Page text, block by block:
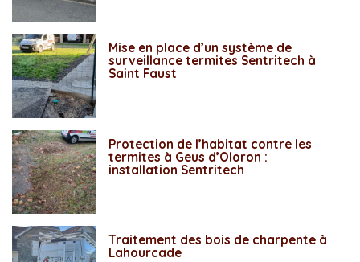
Mise en place d’un système de
surveillance termites Sentritech à
Saint Faust
Protection de l’habitat contre les
termites à Geus d’Oloron :
installation Sentritech
Traitement des bois de charpente à
Lahourcade